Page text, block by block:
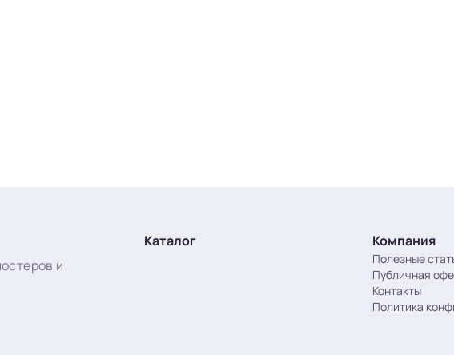
и
Каталог Компания
Полезные
Публичная
Контакты
Политика